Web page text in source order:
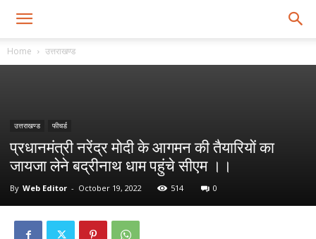
Home उत्तराखण्ड
उत्तराखण्ड फीचर्ड
प्रधानमंत्री नरेंद्र मोदी के आगमन की तैयारियों का
जायजा लेने बद्रीनाथ धाम पहुंचे सीएम ।।
By Web Editor - October 19, 2022 514 0